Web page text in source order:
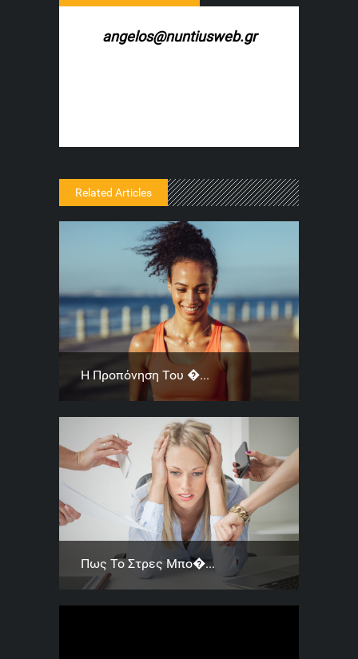
angelos@nuntiusweb.gr
Related Articles
Η Προπόνηση Του �...
Πως Το Στρες Μπο�...